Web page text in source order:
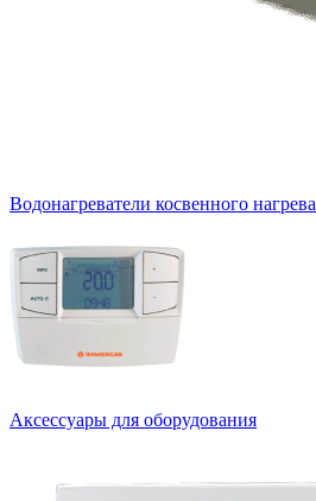
Водонагреватели косвенного нагрева
Аксессуары для оборудования